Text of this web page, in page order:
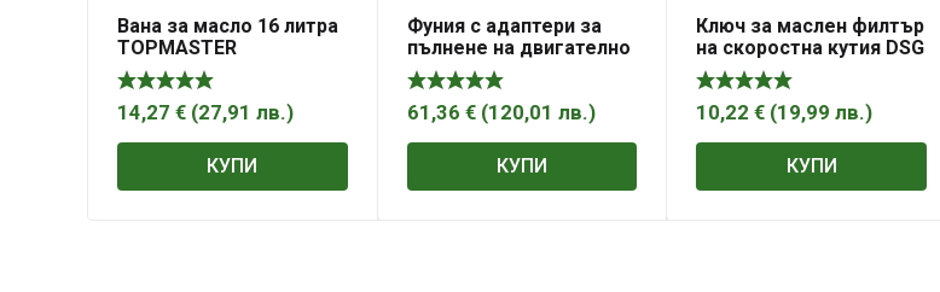
Вана за масло 16 литра
TOPMASTER
14,27 € (27,91 лв.)
КУПИ
Фуния с адаптери за
пълнене на двигателно
масло– комплект
24части, 51042
61,36 € (120,01 лв.)
КУПИ
Ключ за маслен филтър
на скоростна кутия DSG
VAG 24 мм 140 мм / A-
P184W Asta
10,22€ (19,99лв.)
КУПИ